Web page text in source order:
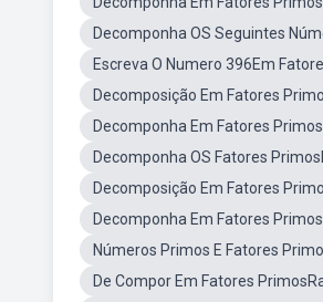
Decomponha OS Seguintes
Escreva O Numero 396Em
Decomposição Em Fatores
Decomponha Em Fatores
Decomponha OS Fatores
Decomposição Em Fatores
Decomponha Em Fatores
Números Primos E Fatores
De Compor Em Fatores